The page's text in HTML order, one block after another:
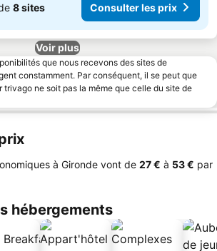
8 sites Consulter les prix
Voir plus
que nous recevons des sites de
constamment. Par conséquent, il se peut que
trivago ne soit pas la même que celle du site de
à Gironde vont de ‎27 € à ‎53 € par
hébergements